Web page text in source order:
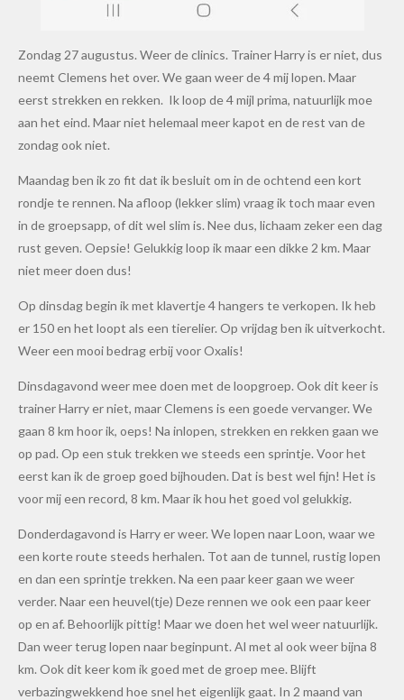
Zondag 27 augustus. Weer de clinics. Trainer Harry is er niet, dus
neemt Clemens het over. We gaan weer de 4 mij lopen. Maar
eerst strekken en rekken. Ik loop de 4 mijl prima, natuurlijk moe
aan het eind. Maar niet helemaal meer kapot en de rest van de
zondag ook niet.
Maandag ben ik zo fit dat ik besluit om in de ochtend een kort
rondje te rennen. Na afloop (lekker slim) vraag ik toch maar even
in de groepsapp, of dit wel slim is. Nee dus, lichaam zeker een dag
rust geven. Oepsie! Gelukkig loop ik maar een dikke 2 km. Maar
niet meer doen dus!
Op dinsdag begin ik met klavertje 4 hangers te verkopen. Ik heb
er 150 en het loopt als een tierelier. Op vrijdag ben ik uitverkocht.
Weer een mooi bedrag erbij voor Oxalis!
Dinsdagavond weer mee doen met de loopgroep. Ook dit keer is
trainer Harry er niet, maar Clemens is een goede vervanger. We
gaan 8 km hoor ik, oeps! Na inlopen, strekken en rekken gaan we
op pad. Op een stuk trekken we steeds een sprintje. Voor het
eerst kan ik de groep goed bijhouden. Dat is best wel fijn! Het is
voor mij een record, 8 km. Maar ik hou het goed vol gelukkig.
Donderdagavond is Harry er weer. We lopen naar Loon, waar we
een korte route steeds herhalen. Tot aan de tunnel, rustig lopen
en dan een sprintje trekken. Na een paar keer gaan we weer
verder. Naar een heuvel(tje) Deze rennen we ook een paar keer
op en af. Behoorlijk pittig! Maar we doen het wel weer natuurlijk.
Dan weer terug lopen naar beginpunt. Al met al ook weer bijna 8
km. Ook dit keer kom ik goed met de groep mee. Blijft
verbazingwekkend hoe snel het eigenlijk gaat. In 2 maand van